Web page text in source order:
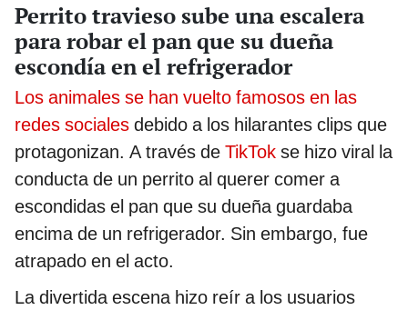
Perrito travieso sube una escalera
para robar el pan que su dueña
escondía en el refrigerador
Los animales se han vuelto famosos en las
redes sociales debido a los hilarantes clips que
protagonizan. A través de TikTok se hizo viral la
conducta de un perrito al querer comer a
escondidas el pan que su dueña guardaba
encima de un refrigerador. Sin embargo, fue
atrapado en el acto.
La divertida escena hizo reír a los usuarios